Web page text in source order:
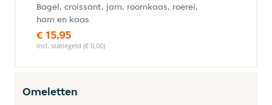
Bagel, croissant, jam, roomkaas, roerei,
ham en kaas
€ 15,95
incl. statiegeld (€ 0,00)
Omeletten